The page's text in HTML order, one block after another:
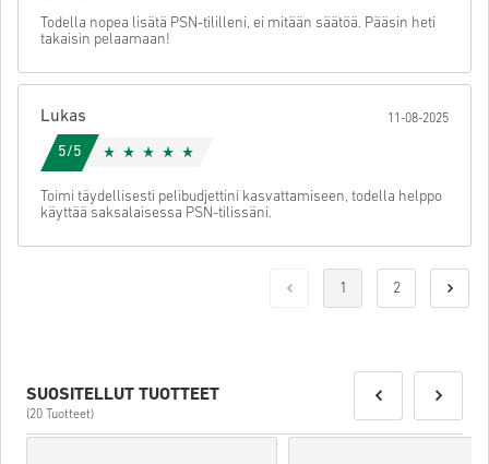
Todella nopea lisätä PSN-tililleni, ei mitään säätöä. Pääsin heti
takaisin pelaamaan!
Lukas 11-08-2025
5/5
Toimi täydellisesti pelibudjettini kasvattamiseen, todella helppo
käyttää saksalaisessa PSN-tilissäni.
1 2
SUOSITELLUT TUOTTEET
(20 Tuotteet)